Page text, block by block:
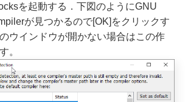
を起動する．下図のようにGNU
が見つかるので[OK]をクリックす
ウインドウが開かない場合はこの作
。